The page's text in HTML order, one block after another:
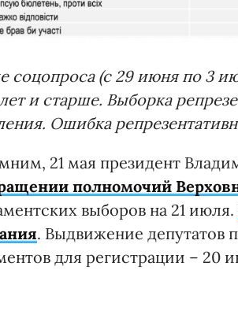
соцопроса (с 29 июня по 3
и старше. Выборка
Ошибка
21 мая президент
полномочий
выборов на 21 июля.
. Выдвижение депутатов
для регистрации – 20